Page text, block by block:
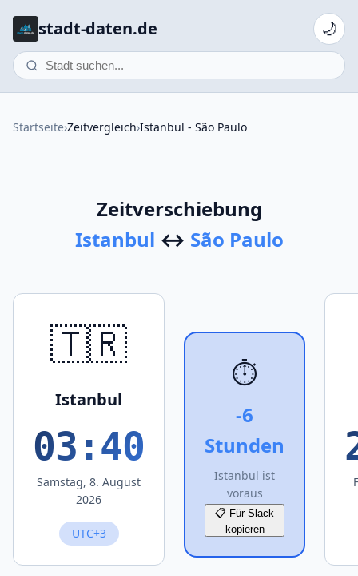
stadt-daten.de 🌙
Startseite›Zeitvergleich›Istanbul - São Paulo
Zeitverschiebung
Istanbul ↔ São Paulo
🇹🇷
Istanbul
03:40
Samstag, 8. August
2026
UTC+3
⏱️
-6
Stunden
Istanbul ist
voraus
📋 Für Slack
kopieren